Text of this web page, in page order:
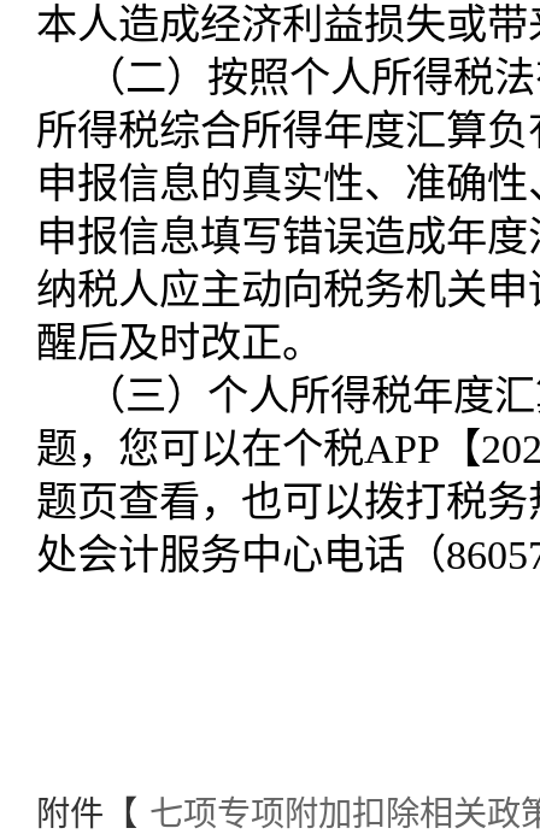
本人造成经济利益损失或
（二）按照个人所得税
所得税综合所得年度汇算
申报信息的真实性、准确
申报信息填写错误造成年
纳税人应主动向税务机关
醒后及时改正。
（三）个人所得税年度
题，您可以在个税APP 【
题页查看，也可以拨打税
处会计服务中心电话（
附件【 七项专项附加扣除相关政